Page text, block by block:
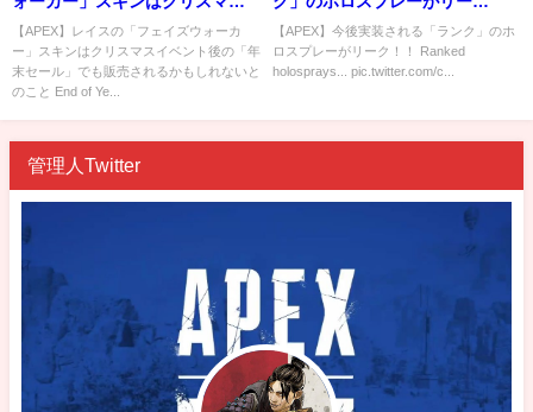
イベント後の「年末セール」で
も販売されるかもしれないとの
こと
【APEX】レイスの「フェイズウォーカ
ー」スキンはクリスマスイベント後の「年
末セール」でも販売されるかもしれないと
のこと End of Ye...
ク！！
【APEX】今後実装される「ランク」のホ
ロスプレーがリーク！！ Ranked
holosprays... pic.twitter.com/c...
管理人Twitter